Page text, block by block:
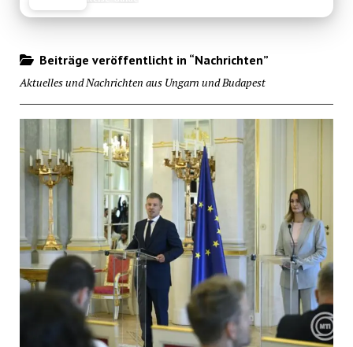
Beiträge veröffentlicht in “Nachrichten”
Aktuelles und Nachrichten aus Ungarn und Budapest